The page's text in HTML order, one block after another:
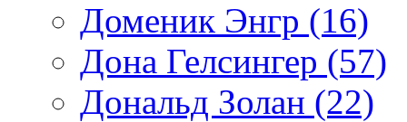
Доменик Энгр (16)
Дона Гелсингер (57)
Дональд Золан (22)